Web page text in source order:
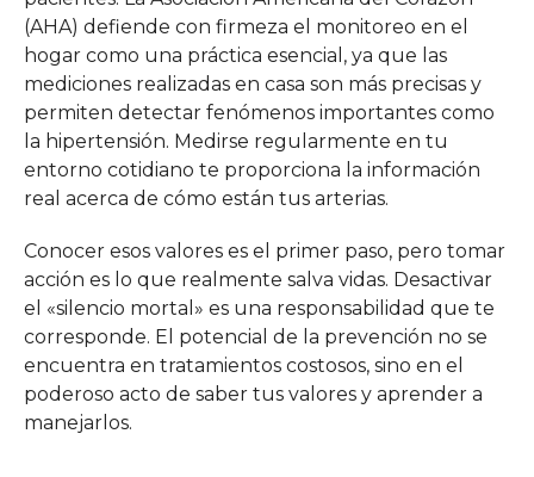
(AHA) defiende con firmeza el monitoreo en el
hogar como una práctica esencial, ya que las
mediciones realizadas en casa son más precisas y
permiten detectar fenómenos importantes como
la hipertensión. Medirse regularmente en tu
entorno cotidiano te proporciona la información
real acerca de cómo están tus arterias.
Conocer esos valores es el primer paso, pero tomar
acción es lo que realmente salva vidas. Desactivar
el «silencio mortal» es una responsabilidad que te
corresponde. El potencial de la prevención no se
encuentra en tratamientos costosos, sino en el
poderoso acto de saber tus valores y aprender a
manejarlos.